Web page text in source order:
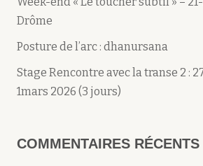
Drôme
Posture de l’arc : dhanursana
Stage Rencontre avec la transe 2 :
1mars 2026 (3 jours)
COMMENTAIRES RÉCENTS